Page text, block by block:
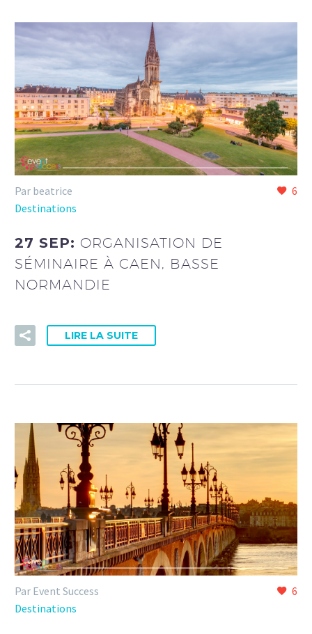
6
Par beatrice
Destinations
27 SEP: ORGANISATION DE
SÉMINAIRE À CAEN, BASSE
NORMANDIE
LIRE LA SUITE
6
Par Event Success
Destinations